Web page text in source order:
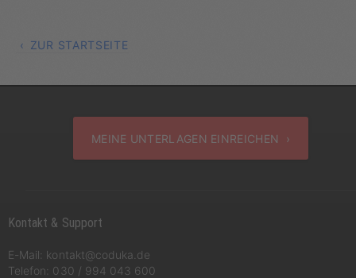
ZUR STARTSEITE
MEINE UNTERLAGEN EINREICHEN ›
Kontakt & Support
E-Mail: kontakt@coduka.de
Telefon: 030 / 994 043 600